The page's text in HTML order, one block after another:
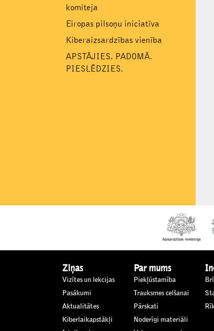
komiteja
Eiropas pilsoņu iniciatīva
Kiberaizsardzības vienība
APSTĀJIES. PADOMĀ.
PIESLĒDZIES.
Ziņas
Vizītes un lekcijas
Pasākumi
Aktualitātes
Kiberlaikapstākļi
Par mums
Piekļūstamība
Trauksmes celšanai
Pārskati
Noderīgi materiāli